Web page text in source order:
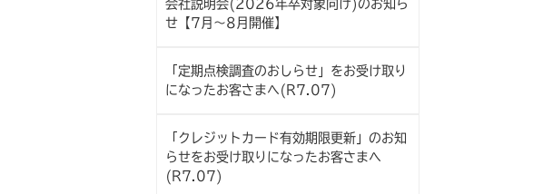
会社説明会(2026年卒対象向け)のお知ら
せ【7月～8月開催】
「定期点検調査のおしらせ」をお受け取り
になったお客さまへ(R7.07)
「クレジットカード有効期限更新」のお知
らせをお受け取りになったお客さまへ
(R7.07)